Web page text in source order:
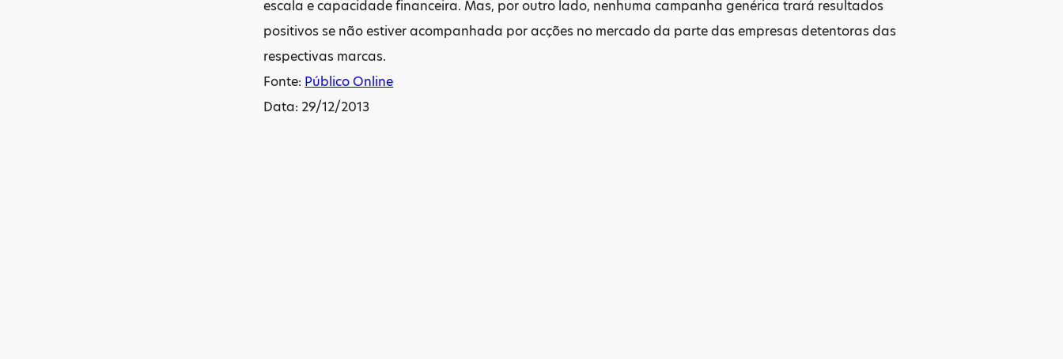
escala e capacidade financeira. Mas, por outro lado, nenhuma campanha genérica trará resultados
positivos se não estiver acompanhada por acções no mercado da parte das empresas detentoras das
respectivas marcas.
Fonte: Público Online
Data: 29/12/2013